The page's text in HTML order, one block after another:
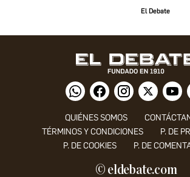
El Debate
QUIÉNES SOMOS
TÉRMINOS Y CONDICIONES
P. DE
P. DE COOKIES
P. DE
© eldebate.com